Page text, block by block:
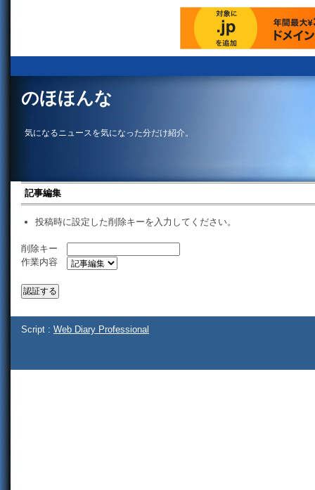
のほほんな
気になるニュースを気になった分だけ紹介。
記事編集
投稿時に設定した削除キーを入力してください。
削除キー
作業内容
Script : Web Diary Professional